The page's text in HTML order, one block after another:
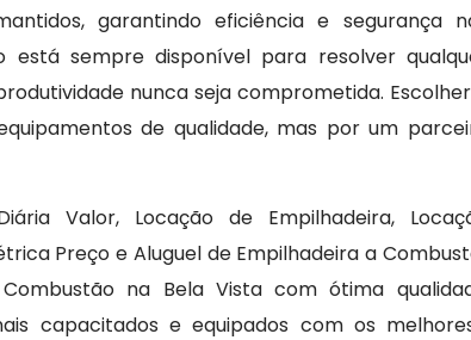
garantindo eficiência e segurança
está sempre disponível para resolver
nunca seja comprometida.
de qualidade, mas por um
Valor, Locação de Empilhadeira,
Preço e Aluguel de Empilhadeira a
na Bela Vista com ótima
capacitados e equipados com os